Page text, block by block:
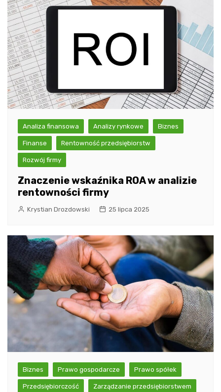
Analiza finansowa Analizy rynkowe Biznes
Finanse Rentowność przedsiębiorstw
Rozwój firmy
Znaczenie wskaźnika ROA w analizie
rentowności firmy
Krystian Drozdowski 25 lipca 2025
Biznes Prawo gospodarcze Prawo spółek
Przedsiębiorczość Zarządzanie przedsiębiorstwem